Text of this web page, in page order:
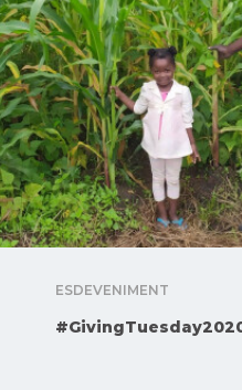
ESDEVENIMENT